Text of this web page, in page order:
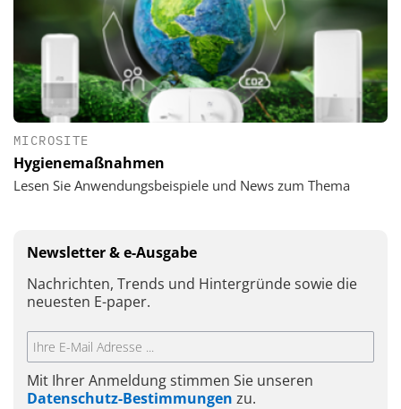
MICROSITE
Hygienemaßnahmen
Lesen Sie Anwendungsbeispiele und News zum Thema
Newsletter & e-Ausgabe
Nachrichten, Trends und Hintergründe sowie die
neuesten E-paper.
Mit Ihrer Anmeldung stimmen Sie unseren
Datenschutz-Bestimmungen zu.